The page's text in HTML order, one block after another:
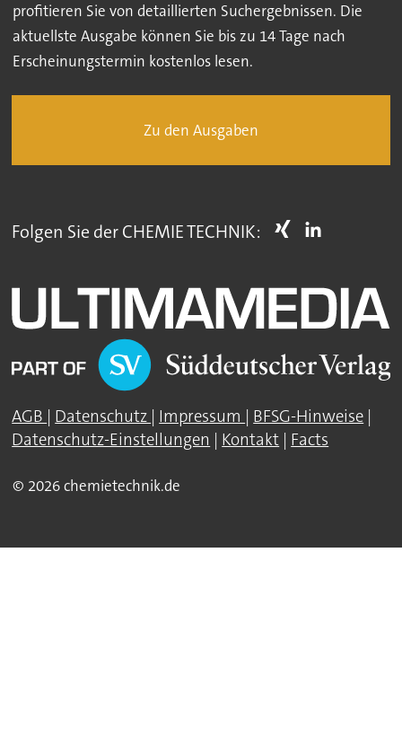
profitieren Sie von detaillierten Suchergebnissen. Die
aktuellste Ausgabe können Sie bis zu 14 Tage nach
Erscheinungstermin kostenlos lesen.
Zu den Ausgaben
Folgen Sie der CHEMIE TECHNIK:
AGB | Datenschutz | Impressum | BFSG-Hinweise |
Datenschutz-Einstellungen | Kontakt | Facts
© 2026 chemietechnik.de